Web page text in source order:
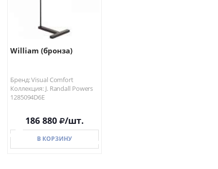
William (бронза)
Бренд: Visual Comfort
Коллекция: J. Randall Powers
1285094D6E
186 880 /шт.
В КОРЗИНУ